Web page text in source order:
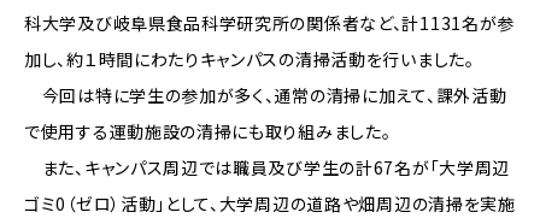
科大学及び岐阜県食品科学研究所の関係者など、計1131名が参
加し、約１時間にわたりキャンパスの清掃活動を行いました。
今回は特に学生の参加が多く、通常の清掃に加えて、課外活動
で使用する運動施設の清掃にも取り組みました。
また、キャンパス周辺では職員及び学生の計67名が「大学周辺
ゴミ0（ゼロ）活動」として、大学周辺の道路や畑周辺の清掃を実施